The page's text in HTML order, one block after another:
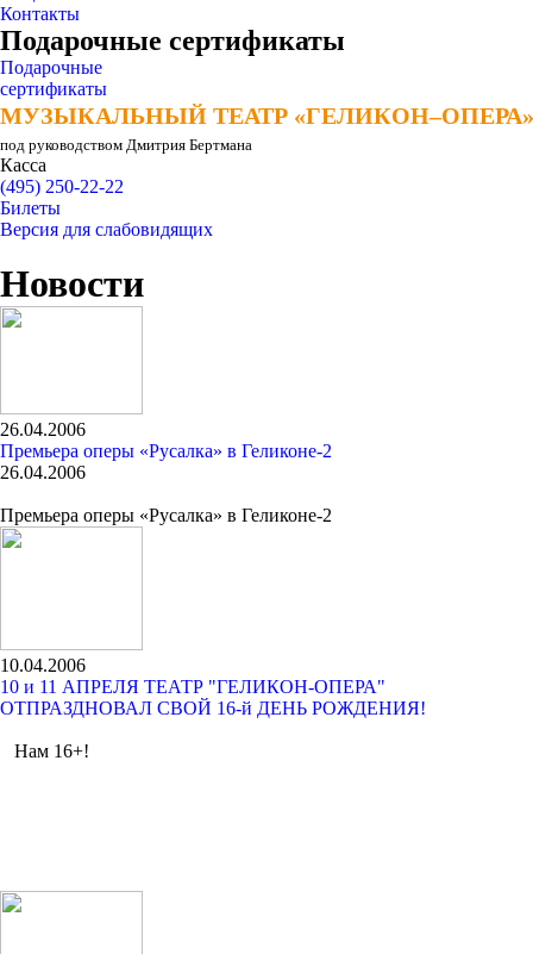
Контакты
Подарочные сертификаты
Подарочные
сертификаты
МУЗЫКАЛЬНЫЙ ТЕАТР «ГЕЛИКОН–ОПЕРА»
МУЗЫКАЛЬНЫЙ ТЕАТР «ГЕЛИКОН–ОПЕРА»
под руководством Дмитрия Бертмана
Касса
(495) 250-22-22
Билеты
Версия для слабовидящих
Новости
26.04.2006
Премьера оперы «Русалка» в Геликоне-2
26.04.2006
Премьера оперы «Русалка» в Геликоне-2
10.04.2006
10 и 11 АПРЕЛЯ ТЕАТР "ГЕЛИКОН-ОПЕРА"
ОТПРАЗДНОВАЛ СВОЙ 16-й ДЕНЬ РОЖДЕНИЯ!
Нам 16+!